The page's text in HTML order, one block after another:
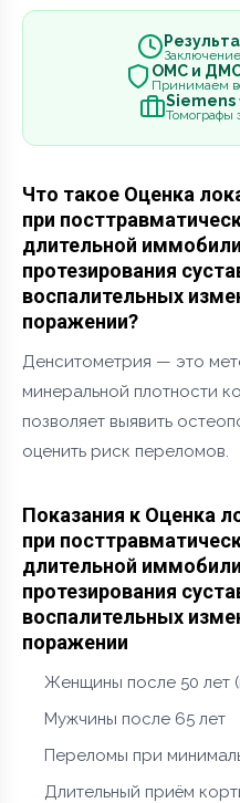
ОМС и
Принимаем
Siemens
Томографы
Что такое Оценка
при
длительной
протезирования
воспалительных
поражении?
Денситометрия — это
минеральной плотности
позволяет выявить
оценить риск переломов.
Показания к Оценка
при
длительной
протезирования
воспалительных
поражении
Женщины после 50 лет
Мужчины после 65 лет
Переломы при
Длительный приём